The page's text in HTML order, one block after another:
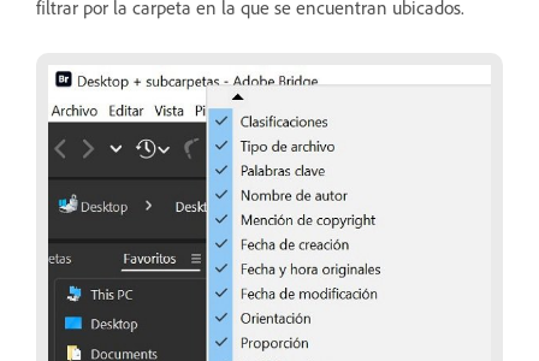
filtrar por la carpeta en la que se encuentran ubicados.